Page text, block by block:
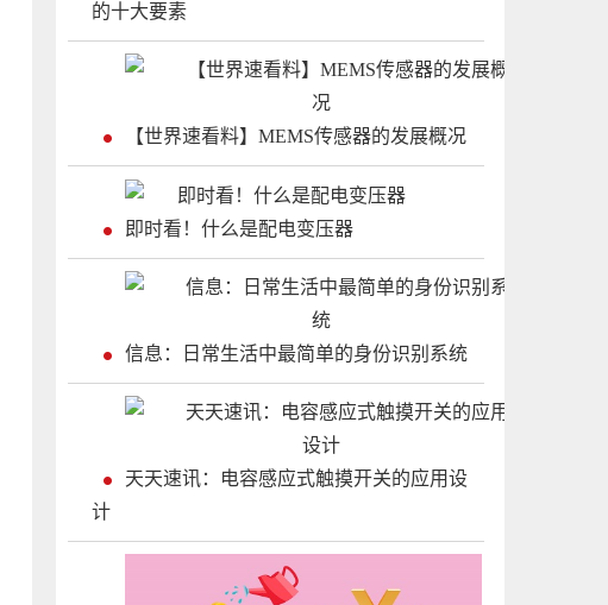
的十大要素
【世界速看料】MEMS传感器的发展概况
即时看！什么是配电变压器
信息：日常生活中最简单的身份识别系统
天天速讯：电容感应式触摸开关的应用设
计